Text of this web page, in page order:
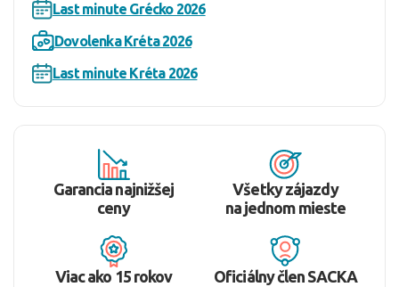
Last minute Grécko 2026
Dovolenka Kréta 2026
Last minute Kréta 2026
Garancia najnižšej
ceny
Všetky zájazdy
na jednom mieste
Viac ako 15 rokov
Oficiálny člen SACKA